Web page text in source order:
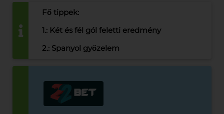
Fő tippek:
1.: Két és fél gól feletti eredmény
2.: Spanyol győzelem